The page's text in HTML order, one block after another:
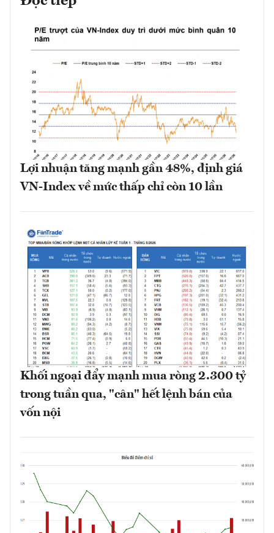
Lợi nhuận tăng mạnh gần 48%, định giá
VN-Index về mức thấp chỉ còn 10 lần
Khối ngoại đẩy mạnh mua ròng 2.300 tỷ
trong tuần qua, "cân" hết lệnh bán của
vốn nội